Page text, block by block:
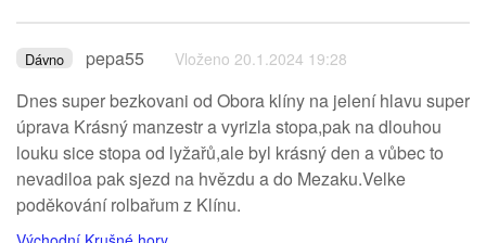
Dávno pepa55 Vloženo 20.1.2024 19:28
Dnes super bezkovani od Obora klíny na jelení hlavu super
úprava Krásný manzestr a vyrizla stopa,pak na dlouhou
louku sice stopa od lyžařů,ale byl krásný den a vůbec to
nevadiloa pak sjezd na hvězdu a do Mezaku.Velke
poděkování rolbařum z Klínu.